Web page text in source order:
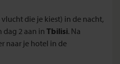
die je kiest) in de nacht,
dag 2 aan in Tbilisi. Na
naar je hotel in de